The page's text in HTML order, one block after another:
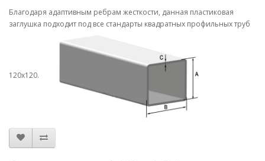
Благодаря адаптивным ребрам жесткости, данная пластиковая
заглушка подходит под все стандарты квадратных профильных труб
120х120.